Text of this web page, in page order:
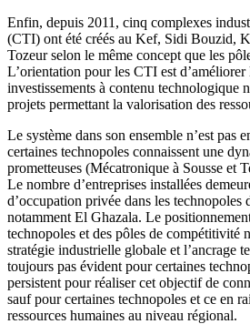
Enfin, depuis 2011, cinq complexes
(CTI) ont été créés au Kef, Sidi Bouzid,
Tozeur selon le même concept que les
L’orientation pour les CTI est d’améliorer
investissements à contenu technologique
projets permettant la valorisation des
Le système dans son ensemble n’est pas
certaines technopoles connaissent une
prometteuses (Mécatronique à Sousse et
Le nombre d’entreprises installées
d’occupation privée dans les technopoles
notamment El Ghazala. Le
technopoles et des pôles de compétitivité
stratégie industrielle globale et l’ancrage
toujours pas évident pour certaines
persistent pour réaliser cet objectif de
sauf pour certaines technopoles et ce en
ressources humaines au niveau régional.